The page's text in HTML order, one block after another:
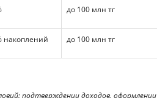
до 100 млн тг
накоплений до 100 млн тг
подтверждении доходов, оформлении